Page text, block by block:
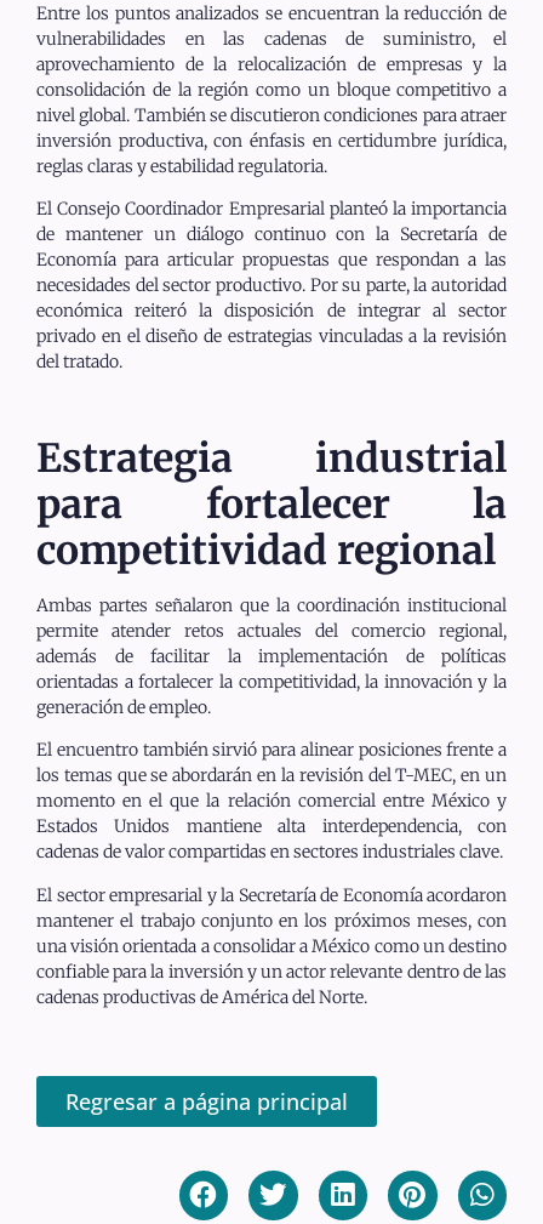
Entre los puntos analizados se encuentran la reducción de
vulnerabilidades en las cadenas de suministro, el
aprovechamiento de la relocalización de empresas y la
consolidación de la región como un bloque competitivo a
nivel global. También se discutieron condiciones para atraer
inversión productiva, con énfasis en certidumbre jurídica,
reglas claras y estabilidad regulatoria.
El Consejo Coordinador Empresarial planteó la importancia
de mantener un diálogo continuo con la Secretaría de
Economía para articular propuestas que respondan a las
necesidades del sector productivo. Por su parte, la autoridad
económica reiteró la disposición de integrar al sector
privado en el diseño de estrategias vinculadas a la revisión
del tratado.
Estrategia industrial
para fortalecer la
competitividad regional
Ambas partes señalaron que la coordinación institucional
permite atender retos actuales del comercio regional,
además de facilitar la implementación de políticas
orientadas a fortalecer la competitividad, la innovación y la
generación de empleo.
El encuentro también sirvió para alinear posiciones frente a
los temas que se abordarán en la revisión del T-MEC, en un
momento en el que la relación comercial entre México y
Estados Unidos mantiene alta interdependencia, con
cadenas de valor compartidas en sectores industriales clave.
El sector empresarial y la Secretaría de Economía acordaron
mantener el trabajo conjunto en los próximos meses, con
una visión orientada a consolidar a México como un destino
confiable para la inversión y un actor relevante dentro de las
cadenas productivas de América del Norte.
Regresar a página principal